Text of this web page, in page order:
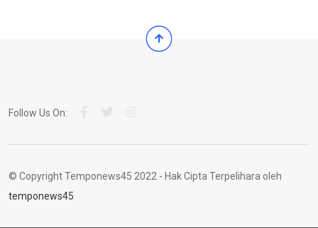
Follow Us On:
© Copyright Temponews45 2022 - Hak Cipta Terpelihara oleh
temponews45